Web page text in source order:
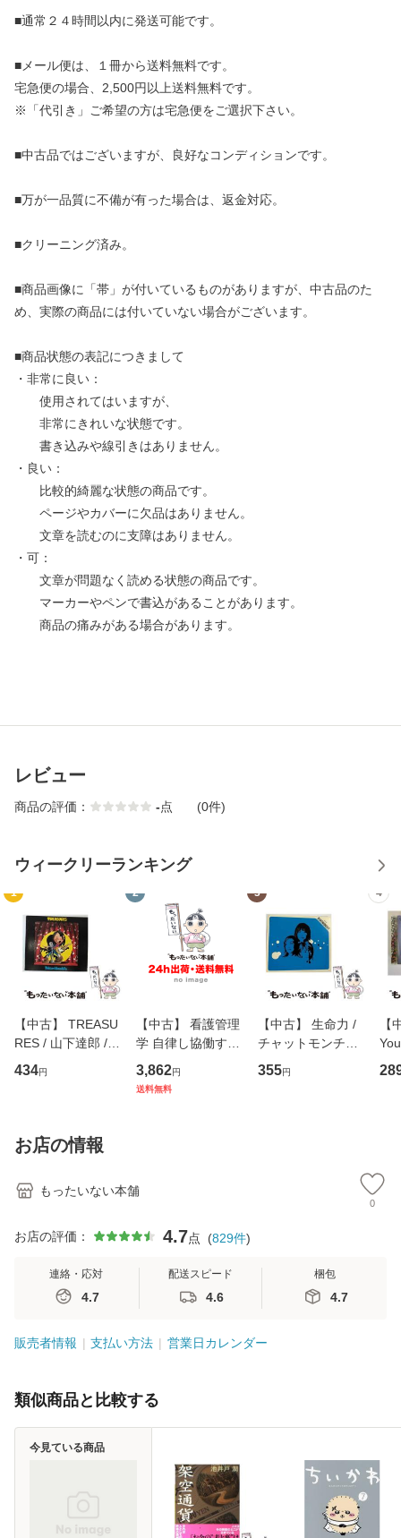
■通常２４時間以内に発送可能です。
■メール便は、１冊から送料無料です。
宅急便の場合、2,500円以上送料無料です。
※「代引き」ご希望の方は宅急便をご選択下さい。
■中古品ではございますが、良好なコンディションです。
■万が一品質に不備が有った場合は、返金対応。
■クリーニング済み。
■商品画像に「帯」が付いているものがありますが、中古品のた
め、実際の商品には付いていない場合がございます。
■商品状態の表記につきまして
・非常に良い：
使用されてはいますが、
非常にきれいな状態です。
書き込みや線引きはありません。
・良い：
比較的綺麗な状態の商品です。
ページやカバーに欠品はありません。
文章を読むのに支障はありません。
・可：
文章が問題なく読める状態の商品です。
マーカーやペンで書込があることがあります。
商品の痛みがある場合があります。
レビュー
商品の評価： -点 (0件)
ウィークリーランキング
1
【中古】 TREASU
RES / 山下達郎 /
イーストウエス
ト・ジャパン [CD]
434円
2
【中古】 看護管理
学 自律し協働する
専門職の看護マネ
ジメントスキル 改
3,862円
送料無料
3
【中古】 生命力 /
チャットモンチー /
キューンレコード
[CD]【メール便送
355円
4
【
のが
お店の情報
もったいない本舗
0
お店の評価： 4.7点 (829件)
連絡・応対
4.7
配送スピード
4.6
梱包
4.7
販売者情報 支払い方法 営業日カレンダー
類似商品と比較する
今見ている商品